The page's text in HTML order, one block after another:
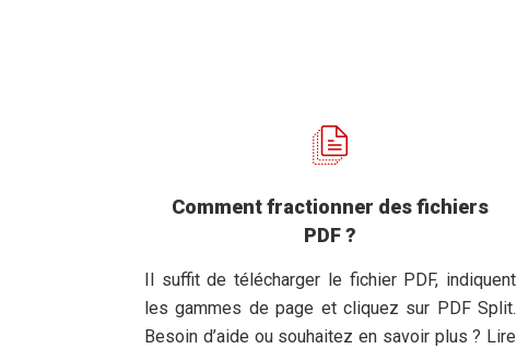
Comment fractionner des fichiers
PDF ?
Il suffit de télécharger le fichier PDF, indiquent
les gammes de page et cliquez sur PDF Split.
Besoin d’aide ou souhaitez en savoir plus ? Lire